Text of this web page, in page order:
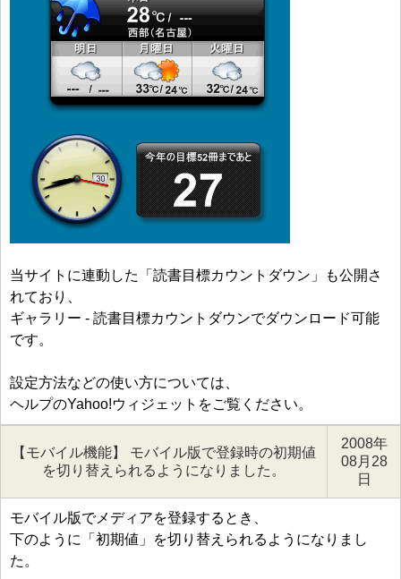
当サイトに連動した「読書目標カウントダウン」も公開さ
れており、
ギャラリー - 読書目標カウントダウンでダウンロード可能
です。
設定方法などの使い方については、
ヘルプのYahoo!ウィジェットをご覧ください。
【モバイル機能】 モバイル版で登録時の初期値
を切り替えられるようになりました。
2008年
08月28
日
モバイル版でメディアを登録するとき、
下のように「初期値」を切り替えられるようになりまし
た。